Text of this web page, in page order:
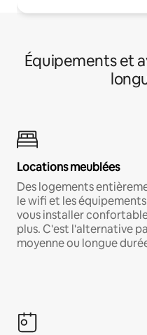
Équipements et
Locations meublées
Des logements
le wifi et les
vous installer
plus. C'est l'alternative
moyenne ou longue